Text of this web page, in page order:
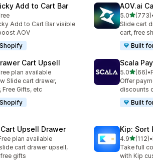
Add to Cart Bar
：134件
Add to Cart Bar visible
AOV
AOV.ai
5.05つ星中
(773)
合計レビュ
Slide cart
cart, free
Built
Cart Upsell
：516件
plan available
Slide cart drawer,
Free Gifts, etc
Scala
5.05つ星中
(66)
合計レビュ•
Offer
discounts
Built
Upsell Drawer
：689件
plan available
cart drawer upsell,
gifts
Kip: Sort
4.95つ星中
(112)
合計レビュ•
Take full
with Kip